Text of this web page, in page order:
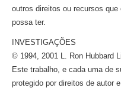
outros direitos ou recursos
possa ter.
INVESTIGAÇÕES
© 1994, 2001 L. Ron Hubbard
Este trabalho, e cada uma de
protegido por direitos de autor